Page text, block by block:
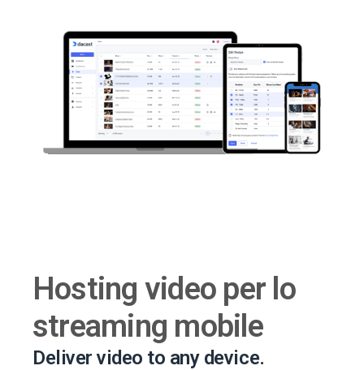
Hosting video per lo
streaming mobile
Deliver video to any device.